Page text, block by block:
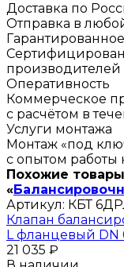
Доставка по
Отправка в
производителей
Оперативность
Коммерческое
с расчётом в
Услуги монтажа
Монтаж «под
с опытом работы
Похожие
«
Артикул: КБТ
Клапан
L фланцевый DN
21 035 ₽